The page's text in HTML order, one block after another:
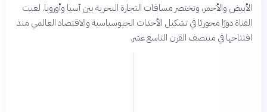
الأبيض والأحمر، وتختصر مسافات التجارة البحرية بين آسيا وأوروبا. لعبت
القناة دورًا محوريًا في تشكيل الأحداث الجيوسياسية والاقتصاد العالمي منذ
افتتاحها في منتصف القرن التاسع عشر.